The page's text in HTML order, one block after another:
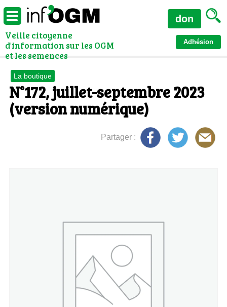
Veille citoyenne
d'information sur les OGM
et les semences
Adhésion
don
La boutique
N°172, juillet-septembre 2023
(version numérique)
Partager :